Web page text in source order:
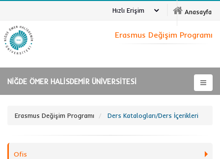
Anasayfa
Hızlı Erişim
NİĞDE ÖMER HALİSDEMİR ÜNİVERSİTESİ
Erasmus Değişim Programı
Erasmus Değişim Programı Ders Katalogları/Ders İçerikleri
Ofis